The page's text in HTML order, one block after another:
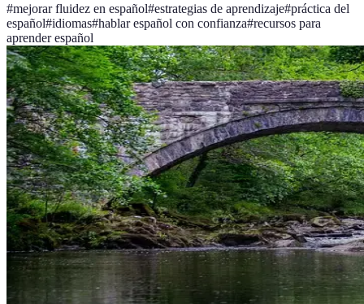
#mejorar fluidez en español#estrategias de aprendizaje#práctica del
español#idiomas#hablar español con confianza#recursos para
aprender español